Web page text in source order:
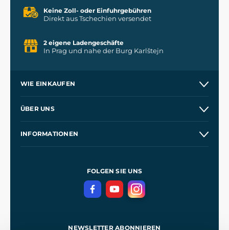
Keine Zoll- oder Einfuhrgebühren
Direkt aus Tschechien versendet
2 eigene Ladengeschäfte
In Prag und nahe der Burg Karlštejn
WIE EINKAUFEN
Kontakt
ÜBER UNS
INFORMATIONEN
DatenschutzerklärungFOLGEN SIE UNS
NEWSLETTER ABONNIEREN